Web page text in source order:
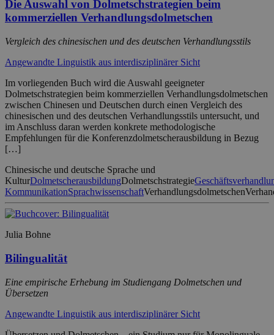
Die Auswahl von Dolmetschstrategien beim
kommerziellen Verhandlungsdolmetschen
Vergleich des chinesischen und des deutschen Verhandlungsstils
Angewandte Linguistik aus interdisziplinärer Sicht
Im vorliegenden Buch wird die Auswahl geeigneter
Dolmetschstrategien beim kommerziellen Verhandlungsdolmetschen
zwischen Chinesen und Deutschen durch einen Vergleich des
chinesischen und des deutschen Verhandlungsstils untersucht, und
im Anschluss daran werden konkrete methodologische
Empfehlungen für die Konferenzdolmetscherausbildung in Bezug
[…]
Chinesische und deutsche Sprache und
KulturDolmetscherausbildungDolmetschstrategie
KommunikationSprachwissenschaftVerhandlungsdolmetschen
Julia Bohne
Bilingualität
Eine empirische Erhebung im Studiengang Dolmetschen und
Übersetzen
Angewandte Linguistik aus interdisziplinärer Sicht